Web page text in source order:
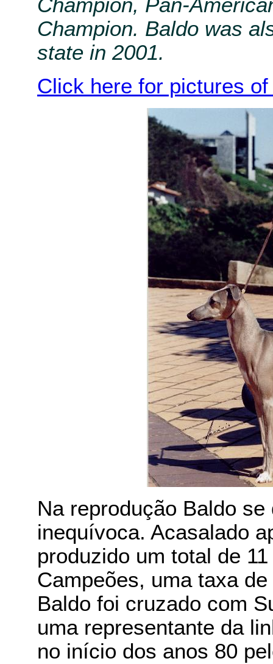
Champion, Pan-
Champion. Baldo was
state in 2001.
Click here for pictures
Na reprodução Baldo
inequívoca. Acasalado
produzido um total de
Campeões, uma taxa
Baldo foi cruzado com
uma representante da
no início dos anos 80